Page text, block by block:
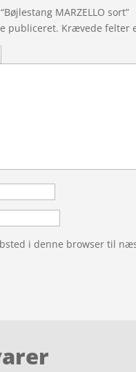
MARZELLO sort”
publiceret. Krævede felter
i denne browser til